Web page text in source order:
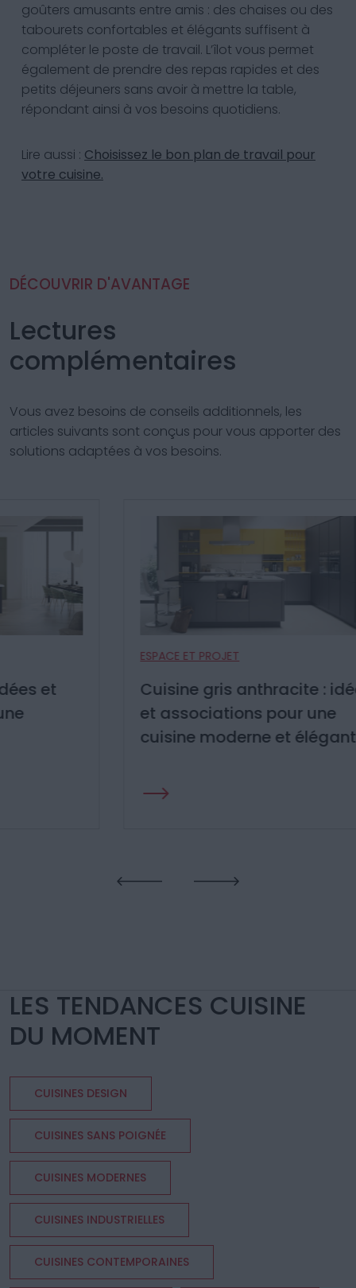
goûters amusants entre amis : des chaises ou des
tabourets confortables et élégants suffisent à
compléter le poste de travail. L’îlot vous permet
également de prendre des repas rapides et des
petits déjeuners sans avoir à mettre la table,
répondant ainsi à vos besoins quotidiens.
Lire aussi : Choisissez le bon plan de travail pour
votre cuisine.
DÉCOUVRIR D'AVANTAGE
Lectures
complémentaires
Vous avez besoins de conseils additionnels, les
articles suivants sont conçus pour vous apporter des
solutions adaptées à vos besoins.
ESPACE ET PROJET
Cuisine gris anthracite : idées
et associations pour une
cuisine moderne et élégante
LES TENDANCES CUISINE
DU MOMENT
CUISINES DESIGN
CUISINES SANS POIGNÉE
CUISINES MODERNES
CUISINES INDUSTRIELLES
CUISINES CONTEMPORAINES